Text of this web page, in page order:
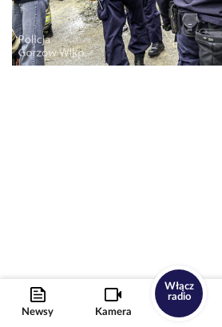
Newsy Kamera
Włącz
radio